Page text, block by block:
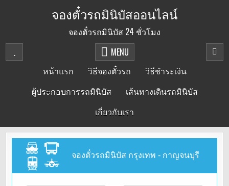
จองตั๋วรถมินิบัสออนไลน์
จองตั๋วรถมินิบัส 24 ชั่วโมง
MENU
หน้าแรก
วิธีจองตั๋วรถ
วิธีชำระเงิน
ผู้ประกอบการรถมินิบัส
เส้นทางเดินรถมินิบัส
เกี่ยวกับเรา
จองตั๋วรถมินิบัส กรุงเทพ - กาญจนบุรี